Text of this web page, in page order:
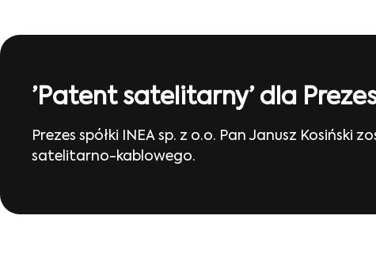
’Patent satelitarny’ dla
Prezes spółki INEA sp. z o.o. Pan Janusz
satelitarno-kablowego.